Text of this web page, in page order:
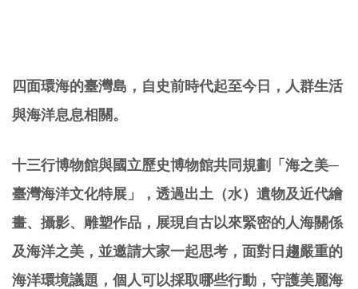
四面環海的臺灣島，自史前時代起至今日，人群生活
與海洋息息相關。
十三行博物館與國立歷史博物館共同規劃「海之美─
臺灣海洋文化特展」，透過出土（水）遺物及近代繪
畫、攝影、雕塑作品，展現自古以來緊密的人海關係
及海洋之美，並邀請大家一起思考，面對日趨嚴重的
海洋環境議題，個人可以採取哪些行動，守護美麗海